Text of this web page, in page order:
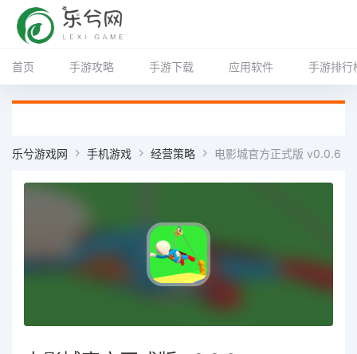
首页 手游攻略 手游下载 应用软件 手游排行
乐兮游戏网 手机游戏 经营策略 电影城官方正式版 v0.0.6